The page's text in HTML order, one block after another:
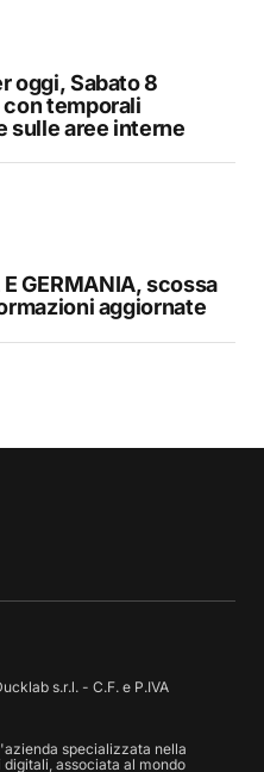
oggi, Sabato 8
temporali
sulle aree interne
GERMANIA, scossa
aggiornate
s.r.l. - C.F. e P.IVA
specializzata nella
associata al mondo